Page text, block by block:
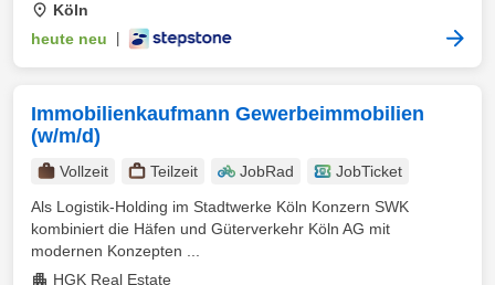
Köln
heute neu
Immobilienkaufmann Gewerbeimmobilien
(w/m/d)
Vollzeit Teilzeit JobRad
JobTicket
Als Logistik-Holding im Stadtwerke Köln Konzern SWK
kombiniert die Häfen und Güterverkehr Köln AG mit
modernen Konzepten ...
HGK Real Estate